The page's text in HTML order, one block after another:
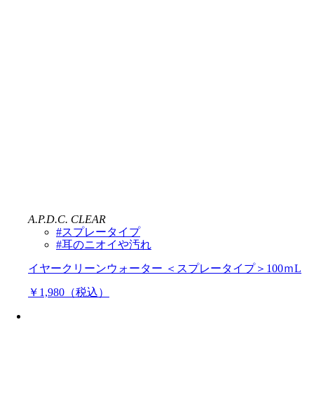
A.P.D.C. CLEAR
#スプレータイプ
#耳のニオイや汚れ
イヤークリーンウォーター ＜スプレータイプ＞100ｍL
￥1,980（税込）